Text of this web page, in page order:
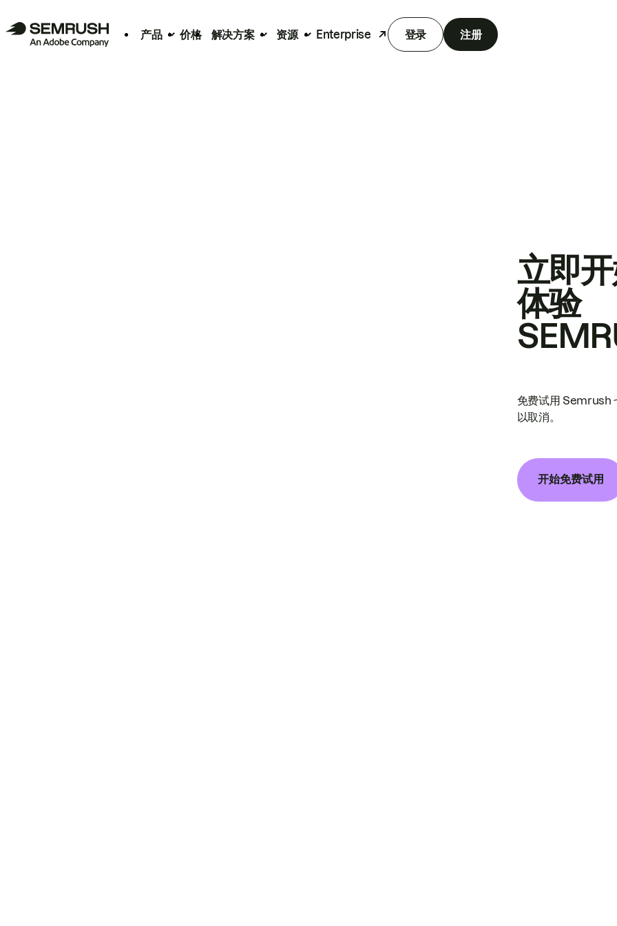
产品 价格 解决方案 资源 Enterprise 登录 注册
立即
体验
免费试用 Semrush
以取消。
开始免费试用